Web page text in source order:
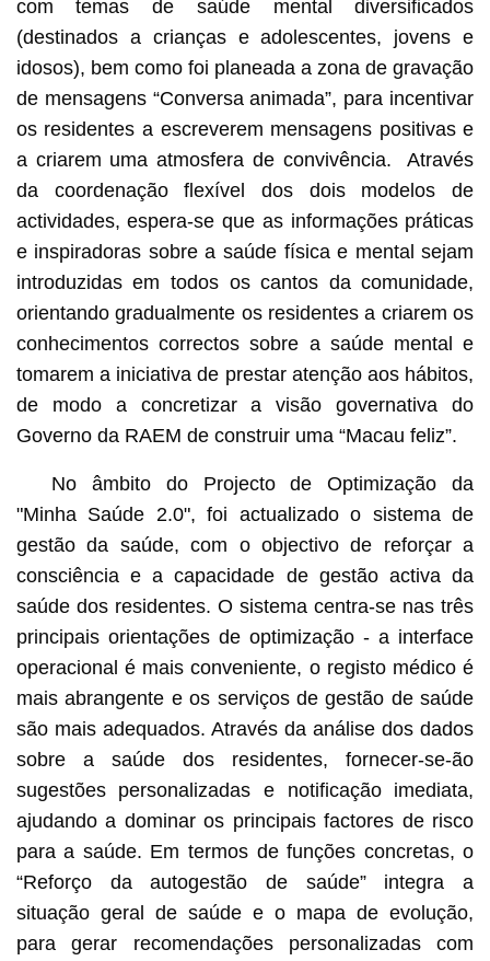
com temas de saúde mental diversificados
(destinados a crianças e adolescentes, jovens e
idosos), bem como foi planeada a zona de gravação
de mensagens “Conversa animada”, para incentivar
os residentes a escreverem mensagens positivas e
a criarem uma atmosfera de convivência. Através
da coordenação flexível dos dois modelos de
actividades, espera-se que as informações práticas
e inspiradoras sobre a saúde física e mental sejam
introduzidas em todos os cantos da comunidade,
orientando gradualmente os residentes a criarem os
conhecimentos correctos sobre a saúde mental e
tomarem a iniciativa de prestar atenção aos hábitos,
de modo a concretizar a visão governativa do
Governo da RAEM de construir uma “Macau feliz”.
No âmbito do Projecto de Optimização da
"Minha Saúde 2.0", foi actualizado o sistema de
gestão da saúde, com o objectivo de reforçar a
consciência e a capacidade de gestão activa da
saúde dos residentes. O sistema centra-se nas três
principais orientações de optimização - a interface
operacional é mais conveniente, o registo médico é
mais abrangente e os serviços de gestão de saúde
são mais adequados. Através da análise dos dados
sobre a saúde dos residentes, fornecer-se-ão
sugestões personalizadas e notificação imediata,
ajudando a dominar os principais factores de risco
para a saúde. Em termos de funções concretas, o
“Reforço da autogestão de saúde” integra a
situação geral de saúde e o mapa de evolução,
para gerar recomendações personalizadas com